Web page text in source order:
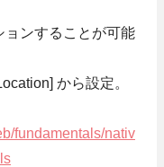
ョンすることが可能
から設定。
fundamentals/nativ